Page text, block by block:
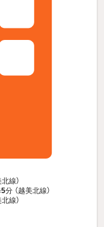
線）
5分 （越美北線）
線）